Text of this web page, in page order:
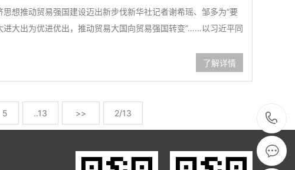
推动贸易强国建设迈出新步伐新华社记者谢希瑶、邹多为“要
大出为优进优出，推动贸易大国向贸易强国转变”……以习近平同
了解详情
5 ..13 >> 2/13